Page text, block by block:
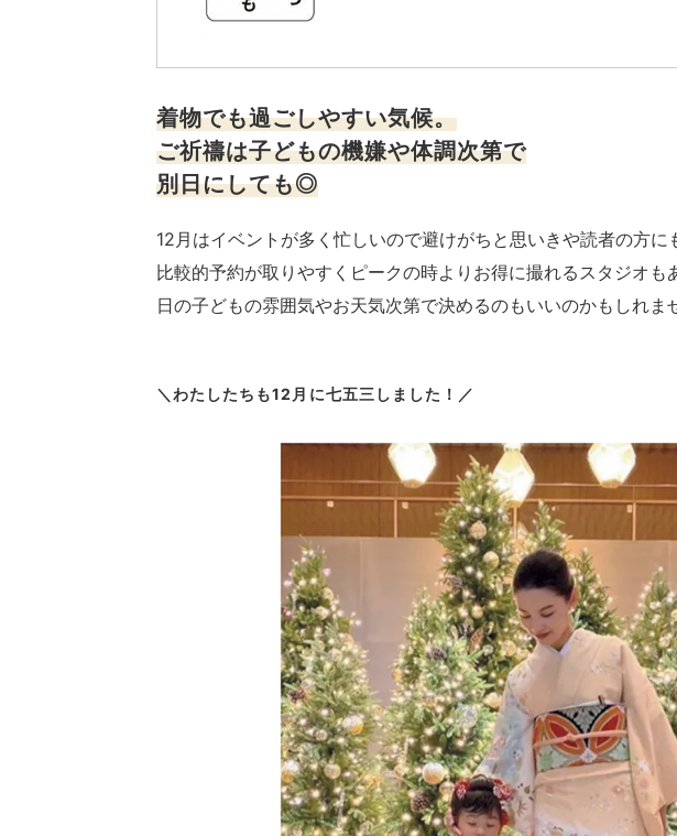
着物でも過ごしやすい気候。
ご祈禱は子どもの機嫌や体調次第で
別日にしても◎
12月はイベントが多く忙しいので避けがちと思いきや読者の方に
比較的予約が取りやすくピークの時よりお得に撮れるスタジオも
日の子どもの雰囲気やお天気次第で決めるのもいいのかもしれま
＼わたしたちも12月に七五三しました！／